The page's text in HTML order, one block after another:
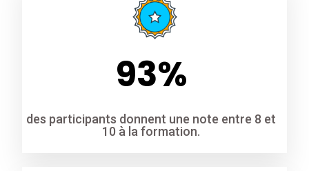
93%
des participants donnent une note entre 8 et
10 à la formation.